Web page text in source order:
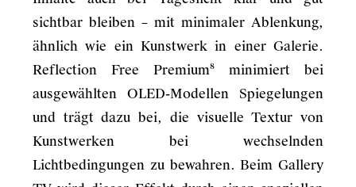
sichtbar bleiben – mit minimaler Ablenkung,
ähnlich wie ein Kunstwerk in einer Galerie.
Reflection Free Premium⁸ minimiert bei
ausgewählten OLED-Modellen Spiegelungen
und trägt dazu bei, die visuelle Textur von
Kunstwerken bei wechselnden
Lichtbedingungen zu bewahren. Beim Gallery